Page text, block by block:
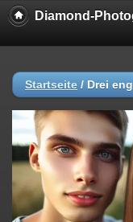
Diamond-
Startseite / Drei